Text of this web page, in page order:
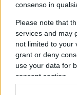
consenso in
Please note that
services and may
not limited to your
grant or deny
use your data for
consent section.
Terza accusa:il
favorirebbe la
contrario:
vengono
lista approvata